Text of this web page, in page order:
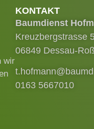
KONTAKT
Baumdienst
Kreuzbergstrasse
06849 Dessau-
0163 5667010
wir